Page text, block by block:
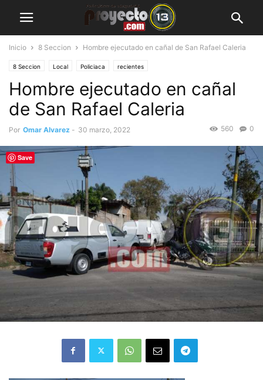
Inicio 8 Seccion Hombre ejecutado en cañal de San Rafael Caleria
8 Seccion Local Policiaca recientes
Hombre ejecutado en cañal
de San Rafael Caleria
Por Omar Alvarez - 30 marzo, 2022 0
560
Save